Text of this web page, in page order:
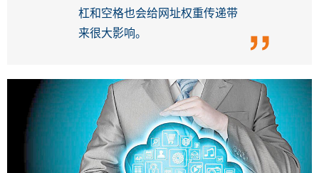
杠和空格也会给网址权重传递带
来很大影响。